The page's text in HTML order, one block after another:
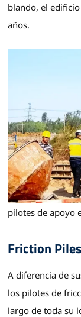
blando, el
años.
pilotes de apoyo
Friction Piles
A diferencia de
los pilotes de
largo de toda su